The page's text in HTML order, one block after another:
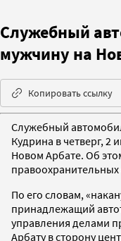
Служебный
мужчину на
Копировать ссылку
Служебный
Кудрина в четверг,
Новом Арбате. Об
правоохранительных
По его словам,
принадлежащий
управления делами
Арбату в сторону